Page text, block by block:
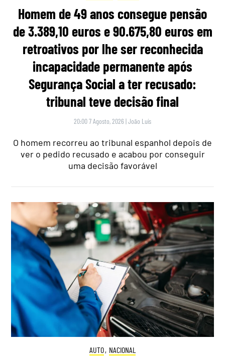
Homem de 49 anos consegue pensão
de 3.389,10 euros e 90.675,80 euros em
retroativos por lhe ser reconhecida
incapacidade permanente após
Segurança Social a ter recusado:
tribunal teve decisão final
20:00 7 Agosto, 2026 |João Luís
O homem recorreu ao tribunal espanhol depois de
ver o pedido recusado e acabou por conseguir
uma decisão favorável
AUTO, NACIONAL